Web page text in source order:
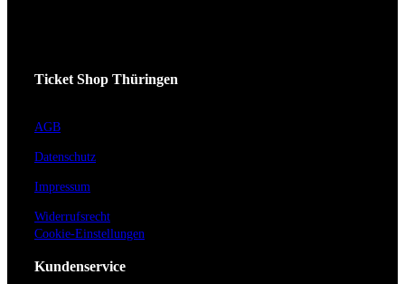
Ticket Shop Thüringen
AGB
Datenschutz
Impressum
Widerrufsrecht
Cookie-Einstellungen
Kundenservice